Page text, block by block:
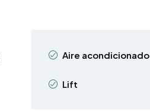
Aire acondicionado
Lift